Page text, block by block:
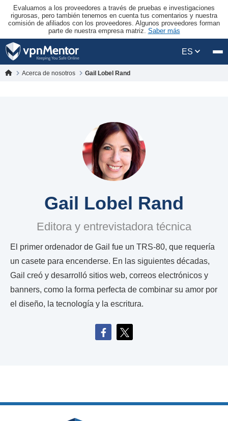
Evaluamos a los proveedores a través de pruebas e investigaciones
rigurosas, pero también tenemos en cuenta tus comentarios y nuestra
comisión de afiliados con los proveedores. Algunos proveedores forman
parte de nuestra empresa matriz. Saber más
ES
Acerca de nosotros Gail Lobel Rand
Gail Lobel Rand
Editora y entrevistadora técnica
El primer ordenador de Gail fue un TRS-80, que requería
un casete para encenderse. En las siguientes décadas,
Gail creó y desarrolló sitios web, correos electrónicos y
banners, como la forma perfecta de combinar su amor por
el diseño, la tecnología y la escritura.